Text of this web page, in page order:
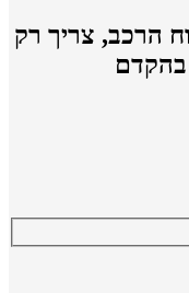
הרכב,צריך רק